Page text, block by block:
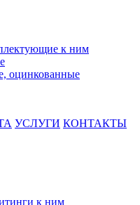
к ним
оцинкованные
УСЛУГИ КОНТАКТЫ
к ним